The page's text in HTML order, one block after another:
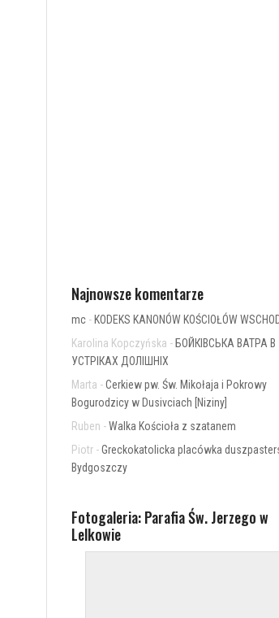
Najnowsze komentarze
mc - KODEKS KANONÓW KOŚCIOŁÓW
Karolina Kopczyńska - БОЙКІВСЬКА ВАТРА В
УСТРІКАХ ДОЛІШНІХ
Marta -Cerkiew pw. Św. Mikołaja i Pokrowy
Bogurodzicy w Dusivciach [Niziny]
Ruben -Walka Kościoła z szatanem
Piotr -Greckokatolicka placówka
Bydgoszczy
Fotogaleria: Parafia Św. Jerzego w
Lelkowie